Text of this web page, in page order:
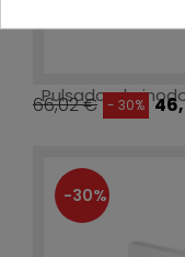
Pulsador de
66,02 € - 30%
-30%